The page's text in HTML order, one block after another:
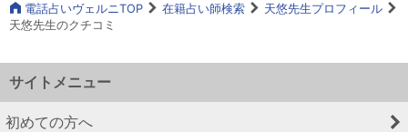
電話占いヴェルニTOP 在籍占い師検索
天悠先生プロフィール
天悠先生のクチコミ
サイトメニュー
初めての方へ